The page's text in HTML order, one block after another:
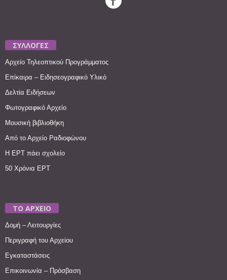
ΣΥΛΛΟΓΕΣ
Αρχείο Τηλεοπτικού Προγράμματος
Επίκαιρα – Ειδησεογραφικό Υλικό
Δελτία Ειδήσεων
Φωτογραφικό Αρχείο
Μουσική βιβλιοθήκη
Από το Αρχείο Ραδιοφώνου
Η ΕΡΤ πάει σχολείο
50 Χρόνια ΕΡΤ
ΤΟ ΑΡΧΕΙΟ
Δομή – Λειτουργίες
Περιγραφή του Αρχείου
Εγκαταστάσεις
Επικοινωνία – Πρόσβαση